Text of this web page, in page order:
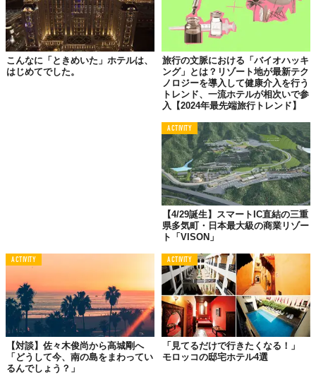
2階部分にはソファーが配備されたラウンジや、化粧室などがあり
こんなに「ときめいた」ホテルは、
はじめてでした。
旅行の文脈における「バイオハッキ
ング」とは？リゾート地が最新テク
ノロジーを導入して健康介入を行う
トレンド、一流ホテルが相次いで参
入【2024年最先端旅行トレンド】
ACTIVITY
【4/29誕生】スマートIC直結の三重
県多気町・日本最大級の商業リゾー
ト「VISON」
ACTIVITY
【対談】佐々木俊尚から高城剛へ
「どうして今、南の島をまわってい
るんでしょう？」
ACTIVITY
「見てるだけで行きたくなる！」
モロッコの邸宅ホテル4選